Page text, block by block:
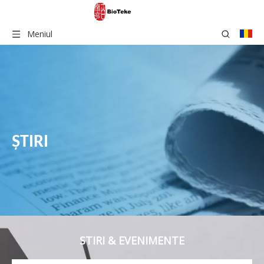
Meniul
ŞTIRI
STIRI & EVENIMENTE